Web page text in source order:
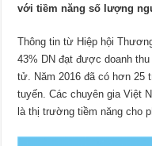
với tiềm năng số lượng
Thông tin từ Hiệp hội
43% DN đạt được doanh
tử. Năm 2016 đã có hơn 25
tuyến. Các chuyên gia Việt
là thị trường tiềm năng cho